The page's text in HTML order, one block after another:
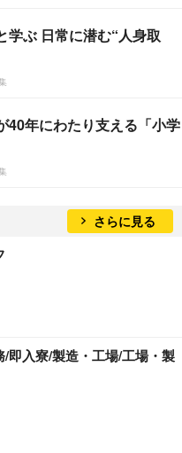
学ぶ 日常に潜む“人身取
40年にわたり支える「小学
さらに見る
/即入寮/製造・工場/工場・製